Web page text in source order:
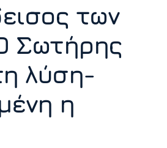
των
Σωτήρης
λύση-
η